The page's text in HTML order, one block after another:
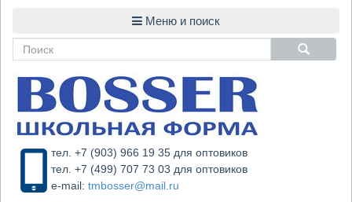
тел. +7 (903) 966 19 35 для оптовиков
тел. +7 (499) 707 73 03 для оптовиков
e-mail: tmbosser@mail.ru